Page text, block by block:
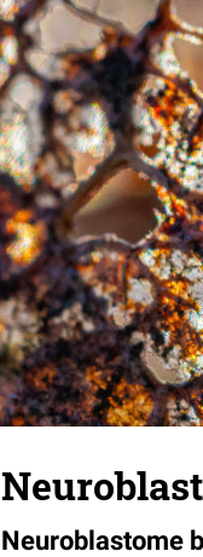
Neuroblastome